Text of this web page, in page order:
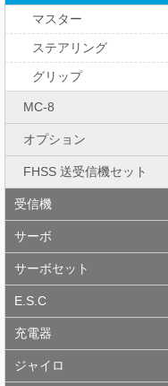
マスター
ステアリング
グリップ
MC-8
オプション
FHSS 送受信機セット
受信機
サーボ
サーボセット
E.S.C
充電器
ジャイロ